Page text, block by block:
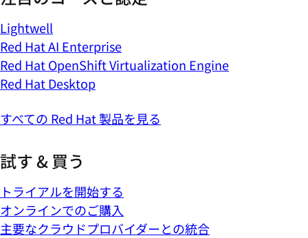
Lightwell
Red Hat AI Enterprise
Red Hat OpenShift Virtualization Engine
Red Hat Desktop
すべての Red Hat 製品を見る
試す & 買う
トライアルを開始する
オンラインでのご購入
主要なクラウドプロバイダーとの統合